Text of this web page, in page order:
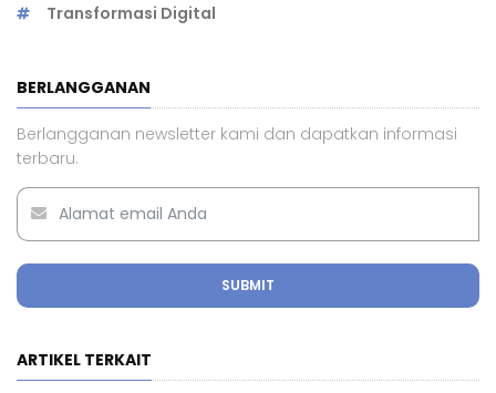
Transformasi Digital
BERLANGGANAN
Berlangganan newsletter kami dan dapatkan informasi
terbaru.
SUBMIT
ARTIKEL TERKAIT